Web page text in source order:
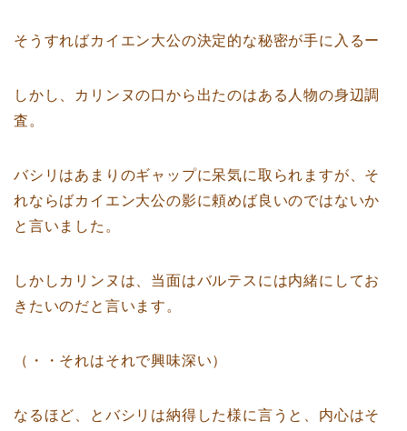
そうすればカイエン大公の決定的な秘密が手に入るー
しかし、カリンヌの口から出たのはある人物の身辺調
査。
バシリはあまりのギャップに呆気に取られますが、そ
れならばカイエン大公の影に頼めば良いのではないか
と言いました。
しかしカリンヌは、当面はバルテスには内緒にしてお
きたいのだと言います。
（・・それはそれで興味深い）
なるほど、とバシリは納得した様に言うと、内心はそ